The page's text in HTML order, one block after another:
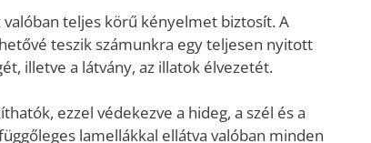
teljes körű kényelmet biztosít. A
teszik számunkra egy teljesen nyitott
illetve a látvány, az illatok élvezetét.
ezzel védekezve a hideg, a szél és a
lamellákkal ellátva valóban minden